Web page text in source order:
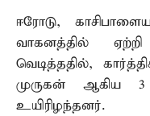
ஈரோடு,
வாகனத்தில்
வெடித்ததில்,
முருகன் ஆகிய
உயிரிழந்தனர்.